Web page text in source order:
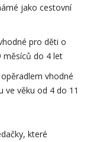
jako cestovní
pro děti o
měsíců do 4 let
vhodné
ve věku od 4 do 11
které